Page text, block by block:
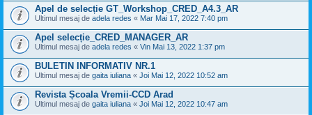
Apel de selecție GT_Workshop_CRED_A4.3_AR
Ultimul mesaj de adela redes « Mar Mai 17, 2022 7:40 pm
Apel selecție_CRED_MANAGER_AR
Ultimul mesaj de adela redes « Vin Mai 13, 2022 1:37 pm
BULETIN INFORMATIV NR.1
Ultimul mesaj de gaita iuliana « Joi Mai 12, 2022 10:52 am
Revista Școala Vremii-CCD Arad
Ultimul mesaj de gaita iuliana « Joi Mai 12, 2022 10:47 am